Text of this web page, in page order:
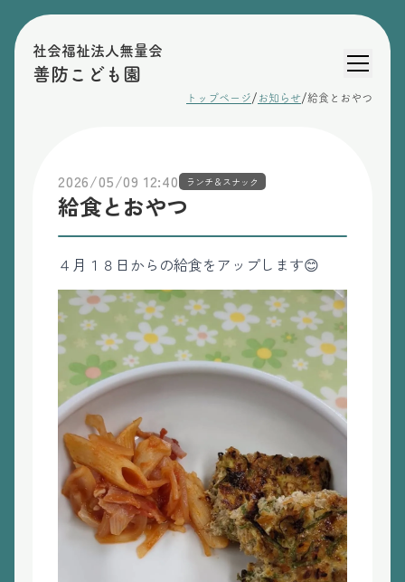
社会福祉法人無量会
善防こども園
トップページ/ お知らせ/給食とおやつ
2026/05/09 12:40 ランチ＆スナック
給食とおやつ
４月１８日からの給食をアップします😊